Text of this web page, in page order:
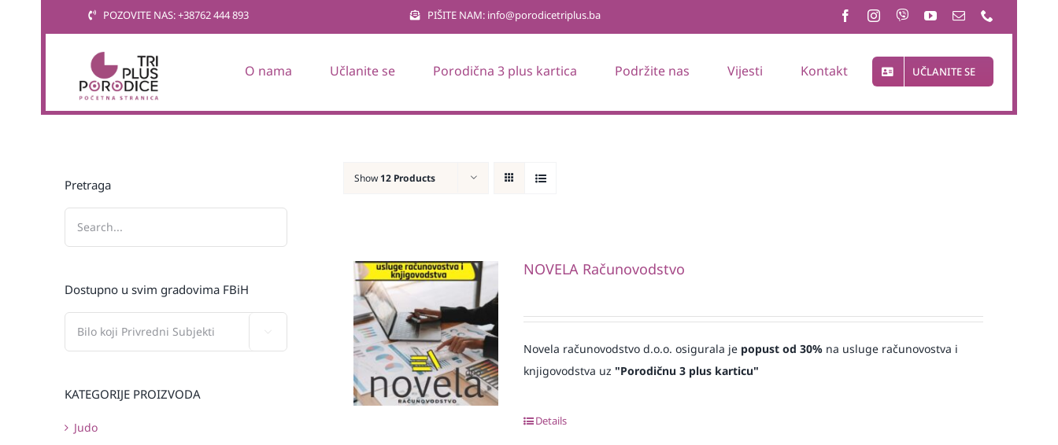
POZOVITE NAS: +38762 444 893 PIŠITE NAM: info@porodicetriplus.ba
O nama Učlanite se Porodična 3 plus kartica Podržite nas Vijesti Kontakt UČLANITE SE
Show 12 Products
NOVELA Računovodstvo
Novela računovodstvo d.o.o. osigurala je popust od 30%na usluge računovostva i
knjigovodstva uz "Porodičnu 3 plus karticu"
Details
Pretraga
Dostupno u svim gradovima FBiH
KATEGORIJE PROIZVODA
Judo